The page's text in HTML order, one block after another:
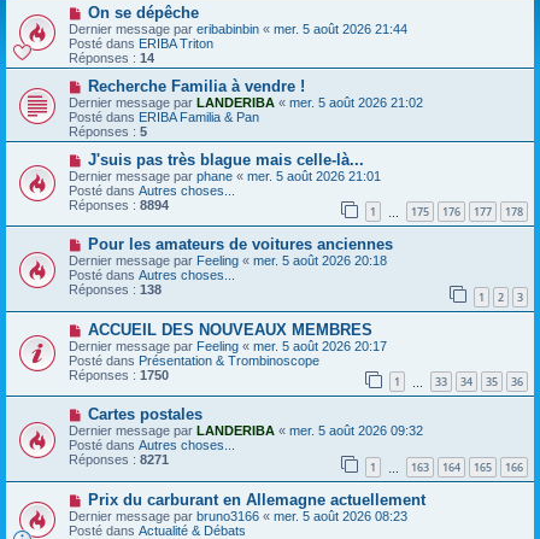
N
o
u
v
e
a
u
m
e
s
a
g
e
On se dépêche
Dernier message par eribabinbin « mer. 5 août 2026 21:44
Posté dans ERIBA Triton
Réponses : 14
N
o
u
v
e
u
m
e
s
s
a
g
e
Recherche Familia à vendre !
Dernier message par LANDERIBA « mer. 5 août 2026 21:02
Posté dans ERIBA Familia & Pan
Réponses : 5
N
o
u
v
e
a
m
e
s
s
a
g
e
J'suis pas très blague mais celle-là...
Dernier message par phane « mer. 5 août 2026 21:01
Posté dans Autres choses...
Réponses : 8894 1 175 176 177 178
N
o
u
v
e
a
u
m
e
s
s
a
g
e
Pour les amateurs de voitures anciennes
Dernier message par Feeling « mer. 5 août 2026 20:18
Posté dans Autres choses...
Réponses : 138 1 2 3
N
o
u
v
e
a
u
m
e
s
s
a
e
ACCUEIL DES NOUVEAUX MEMBRES
Dernier message par Feeling « mer. 5 août 2026 20:17
Posté dans Présentation & Trombinoscope
Réponses : 1750 1 33 34 35 36
N
o
u
v
e
a
m
e
Cartes postales
Dernier message par LANDERIBA « mer. 5 août 2026 09:32
Posté dans Autres choses...
Réponses : 8271 1 163 164 165 166
N
o
u
Prix ​​du carburant en Allemagne actuellement
Dernier message par bruno3166 « mer. 5 août 2026 08:23
Posté dans Actualité & Débats